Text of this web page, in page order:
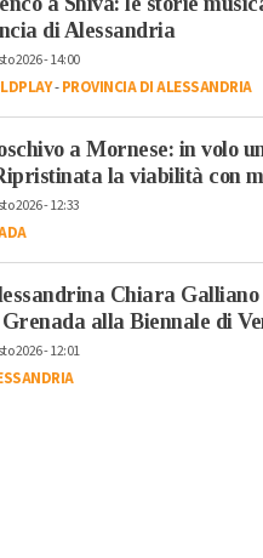
di Alessandria
2026 - 14:00
-PROVINCIA DI ALESSANDRIA
a Mornese: in volo
la viabilità con
2026 - 12:33
Chiara Galliano
alla Biennale di
2026 - 12:01